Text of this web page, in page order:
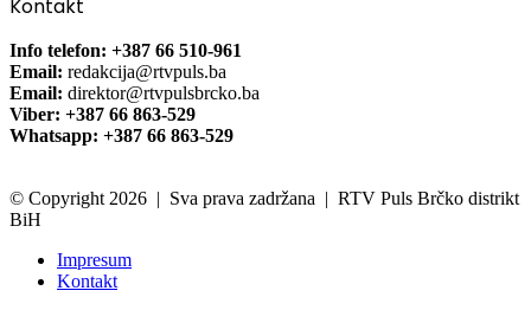
Kontakt
Info telefon: +387 66 510-961
Email: redakcija@rtvpuls.ba
Email: direktor@rtvpulsbrcko.ba
Viber: +387 66 863-529
Whatsapp: +387 66 863-529
© Copyright 2026 | Sva prava zadržana | RTV Puls Brčko distrikt
BiH
Impresum
Kontakt